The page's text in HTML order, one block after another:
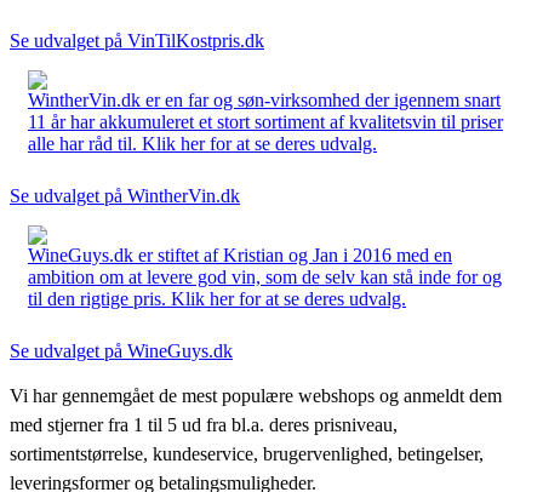
Se udvalget på VinTilKostpris.dk
WintherVin.dk er en far og søn-virksomhed der igennem snart
11 år har akkumuleret et stort sortiment af kvalitetsvin til priser
alle har råd til. Klik her for at se deres udvalg.
Se udvalget på WintherVin.dk
WineGuys.dk er stiftet af Kristian og Jan i 2016 med en
ambition om at levere god vin, som de selv kan stå inde for og
til den rigtige pris. Klik her for at se deres udvalg.
Se udvalget på WineGuys.dk
Vi har gennemgået de mest populære webshops og anmeldt dem
med stjerner fra 1 til 5 ud fra bl.a. deres prisniveau,
sortimentstørrelse, kundeservice, brugervenlighed, betingelser,
leveringsformer og betalingsmuligheder.